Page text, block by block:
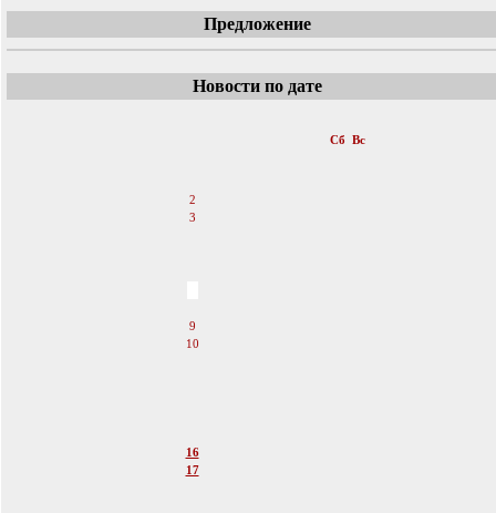
Предложение
Новости по дате
Сб Вс
2
3
9
10
16
17